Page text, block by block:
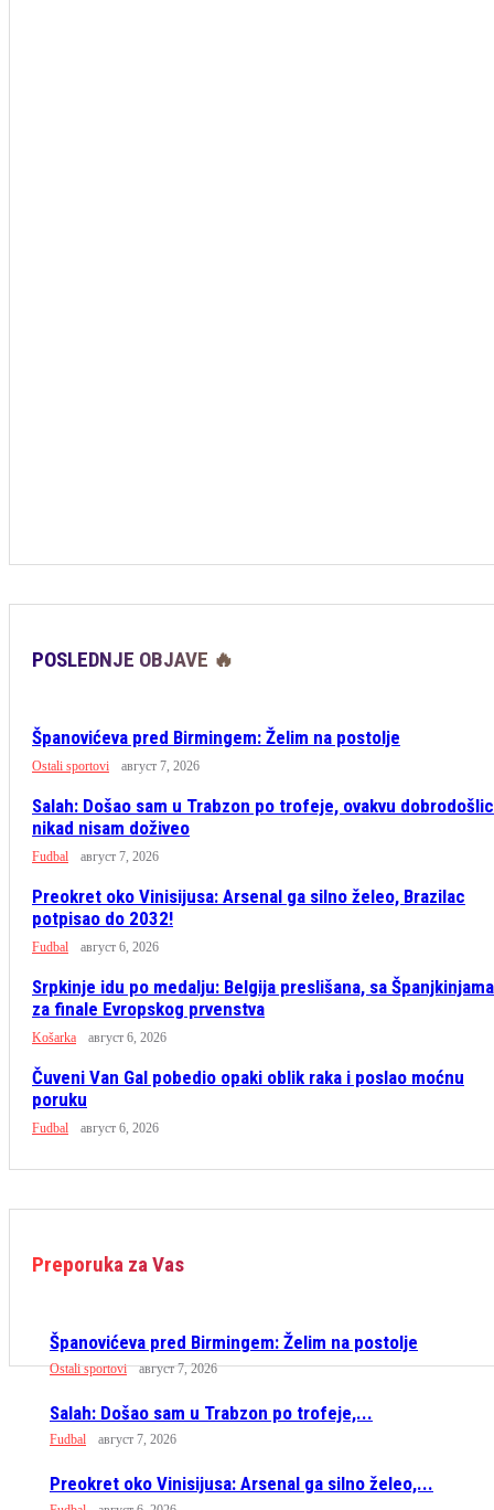
POSLEDNJE OBJAVE 🔥
Španovićeva pred Birmingem: Želim na postolje
Ostali sportovi август 7, 2026
Salah: Došao sam u Trabzon po trofeje, ovakvu
nikad nisam doživeo
Fudbal август 7, 2026
Preokret oko Vinisijusa: Arsenal ga silno želeo, Brazilac
potpisao do 2032!
Fudbal август 6, 2026
Srpkinje idu po medalju: Belgija preslišana, sa Španjkinjama
za finale Evropskog prvenstva
Košarka август 6, 2026
Čuveni Van Gal pobedio opaki oblik raka i poslao moćnu
poruku
Fudbal август 6, 2026
Preporuka za Vas
Španovićeva pred Birmingem: Želim na postolje
Ostali sportovi август 7, 2026
Salah: Došao sam u Trabzon po trofeje,...
Fudbal август 7, 2026
Preokret oko Vinisijusa: Arsenal ga silno želeo,...